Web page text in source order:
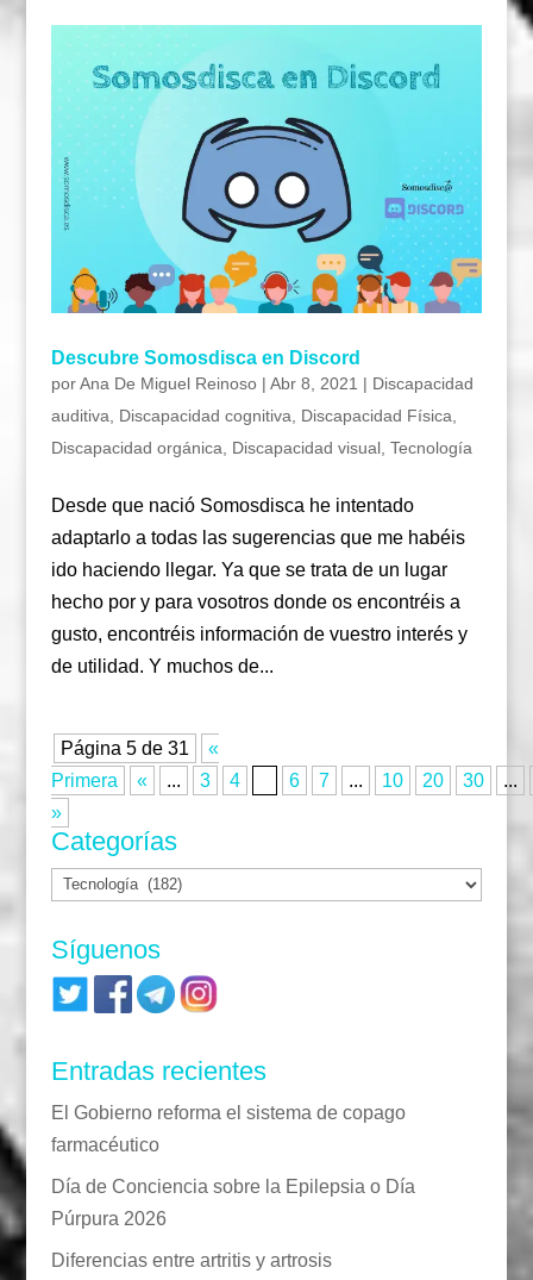
Descubre Somosdisca en Discord
porAna De Miguel Reinoso| Abr 8, 2021 | Discapacidad
auditiva, Discapacidad cognitiva, Discapacidad Física,
Discapacidad orgánica, Discapacidad visual, Tecnología
Desde que nació Somosdisca he intentado
adaptarlo a todas las sugerencias que me habéis
ido haciendo llegar. Ya que se trata de un lugar
hecho por y para vosotros donde os encontréis a
gusto, encontréis información de vuestro interés y
de utilidad. Y muchos de...
Página 5 de 31
«
Primera
« ... 3 4 6 7 ... 10 20 30
...
»
Categorías
Categorías
Síguenos
Entradas recientes
El Gobierno reforma el sistema de copago
farmacéutico
Día de Conciencia sobre la Epilepsia o Día
Púrpura 2026
Diferencias entre artritis y artrosis